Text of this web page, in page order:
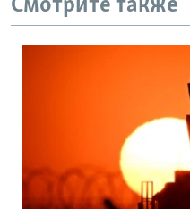
Смотрите также